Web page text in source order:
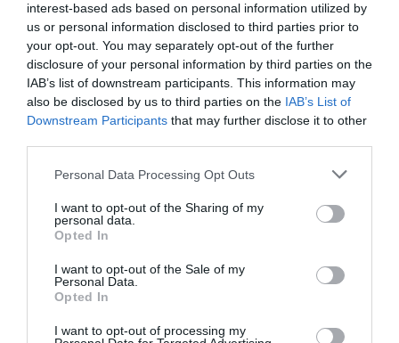
interest-based ads based on personal information utilized by
us or personal information disclosed to third parties prior to
your opt-out. You may separately opt-out of the further
disclosure of your personal information by third parties on the
IAB’s list of downstream participants. This information may
also be disclosed by us to third parties on the IAB’s List of
Downstream Participants that may further disclose it to other
Please note that this website/app uses one or more Google
not limited to your visit or usage behaviour. You may click to
grant or deny consent to Google and its third-party tags to
use your data for below specified purposes in below Google
consent section.
Personal Data Processing Opt Outs
I want to opt-out of the Sharing of my
personal data.
Opted In
I want to opt-out of the Sale of my
Personal Data.
Opted In
I want to opt-out of processing my
TAGS: ΕΙΔΗΣΕΙΣ ΕΥΒΟΙΑ
ΕΥΒΟΙΑ
ΘΑΝΑΣΗΣ ΖΕΜΠΙΛΗΣ
ΛΙΜΝΗ ΜΟΥΣΕΙΟ ΝΕΑ
ΡΟΗ ΕΙΔΗΣΕΩΝ
Θλίψη στην Εύβοια: Γυναίκα
έχασε την ζωή της
Νεκρός ανασύρθηκε 69χρονος
λουόμενος
Μεγάλο πανηγύρι απόψε με την
περιοχή